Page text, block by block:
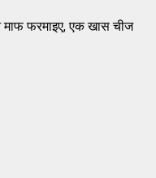
फरमाइए, एक खास चीज